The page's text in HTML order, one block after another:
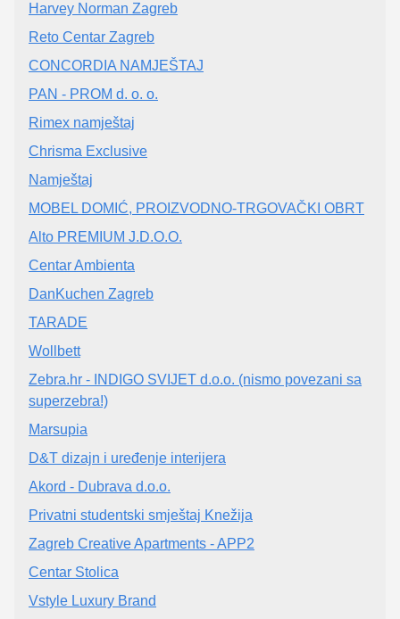
Harvey Norman Zagreb
Reto Centar Zagreb
CONCORDIA NAMJEŠTAJ
PAN - PROM d. o. o.
Rimex namještaj
Chrisma Exclusive
Namještaj
MOBEL DOMIĆ, PROIZVODNO-TRGOVAČKI OBRT
Alto PREMIUM J.D.O.O.
Centar Ambienta
DanKuchen Zagreb
TARADE
Wollbett
Zebra.hr - INDIGO SVIJET d.o.o. (nismo povezani sa
superzebra!)
Marsupia
D&T dizajn i uređenje interijera
Akord - Dubrava d.o.o.
Privatni studentski smještaj Knežija
Zagreb Creative Apartments - APP2
Centar Stolica
Vstyle Luxury Brand